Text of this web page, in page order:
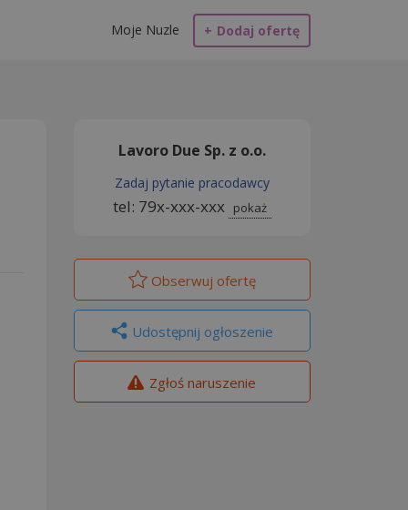
+ Dodaj ofertę
Moje Nuzle
Lavoro Due Sp. z o.o.
Zadaj pytanie pracodawcy
tel: 79x-xxx-xxx pokaż
Obserwuj ofertę
Udostępnij ogłoszenie
Zgłoś naruszenie